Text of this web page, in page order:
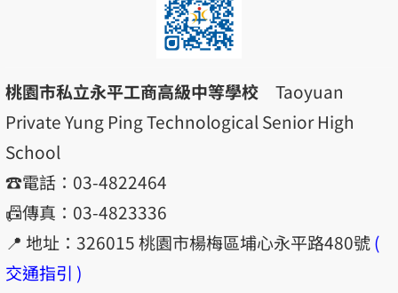
桃園市私立永平工商高級中等學校 Taoyuan
Private Yung Ping Technological Senior High
School
☎️電話：03-4822464
📠傳真：03-4823336
📍 地址：326015 桃園市楊梅區埔心永平路480號(
交通指引 )